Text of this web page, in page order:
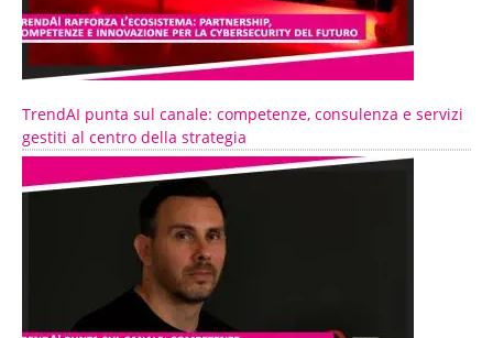
TrendAI punta sul canale: competenze, consulenza e servizi
gestiti al centro della strategia